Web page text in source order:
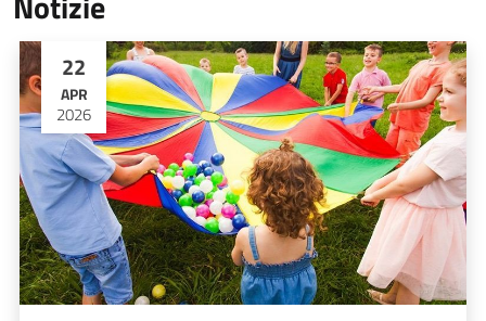
22
APR
2026